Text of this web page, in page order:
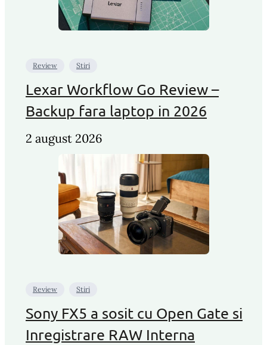
Review Stiri
Lexar Workflow Go Review –
Backup fara laptop in 2026
2 august 2026
Review Stiri
Sony FX5 a sosit cu Open Gate si
Inregistrare RAW Interna